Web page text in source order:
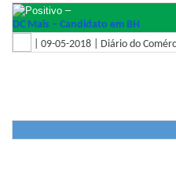
–
DC Mais – Candidato em BH
| 09-05-2018 | Diário do